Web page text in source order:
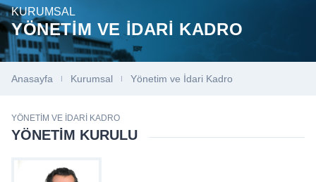
KURUMSAL
YÖNETIM VE İDARI KADRO
Anasayfa Kurumsal Yönetim ve İdari Kadro
YÖNETIM VE İDARI KADRO
YÖNETIM KURULU